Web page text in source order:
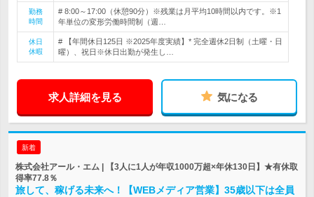
勤務
時間
# 8:00～17:00（休憩90分）※残業は月平均10時間以内です。※1
年単位の変形労働時間制（週…
休日
休暇
# 【年間休日125日 ※2025年度実績】* 完全週休2日制（土曜・日
曜）、祝日※休日出勤が発生し…
求人詳細を見る 気になる
新着
株式会社アール・エム | 【3人に1人が年収1000万超×年休130日】★有休取
得率77.8％
旅して、稼げる未来へ！【WEBメディア営業】35歳以下は全員